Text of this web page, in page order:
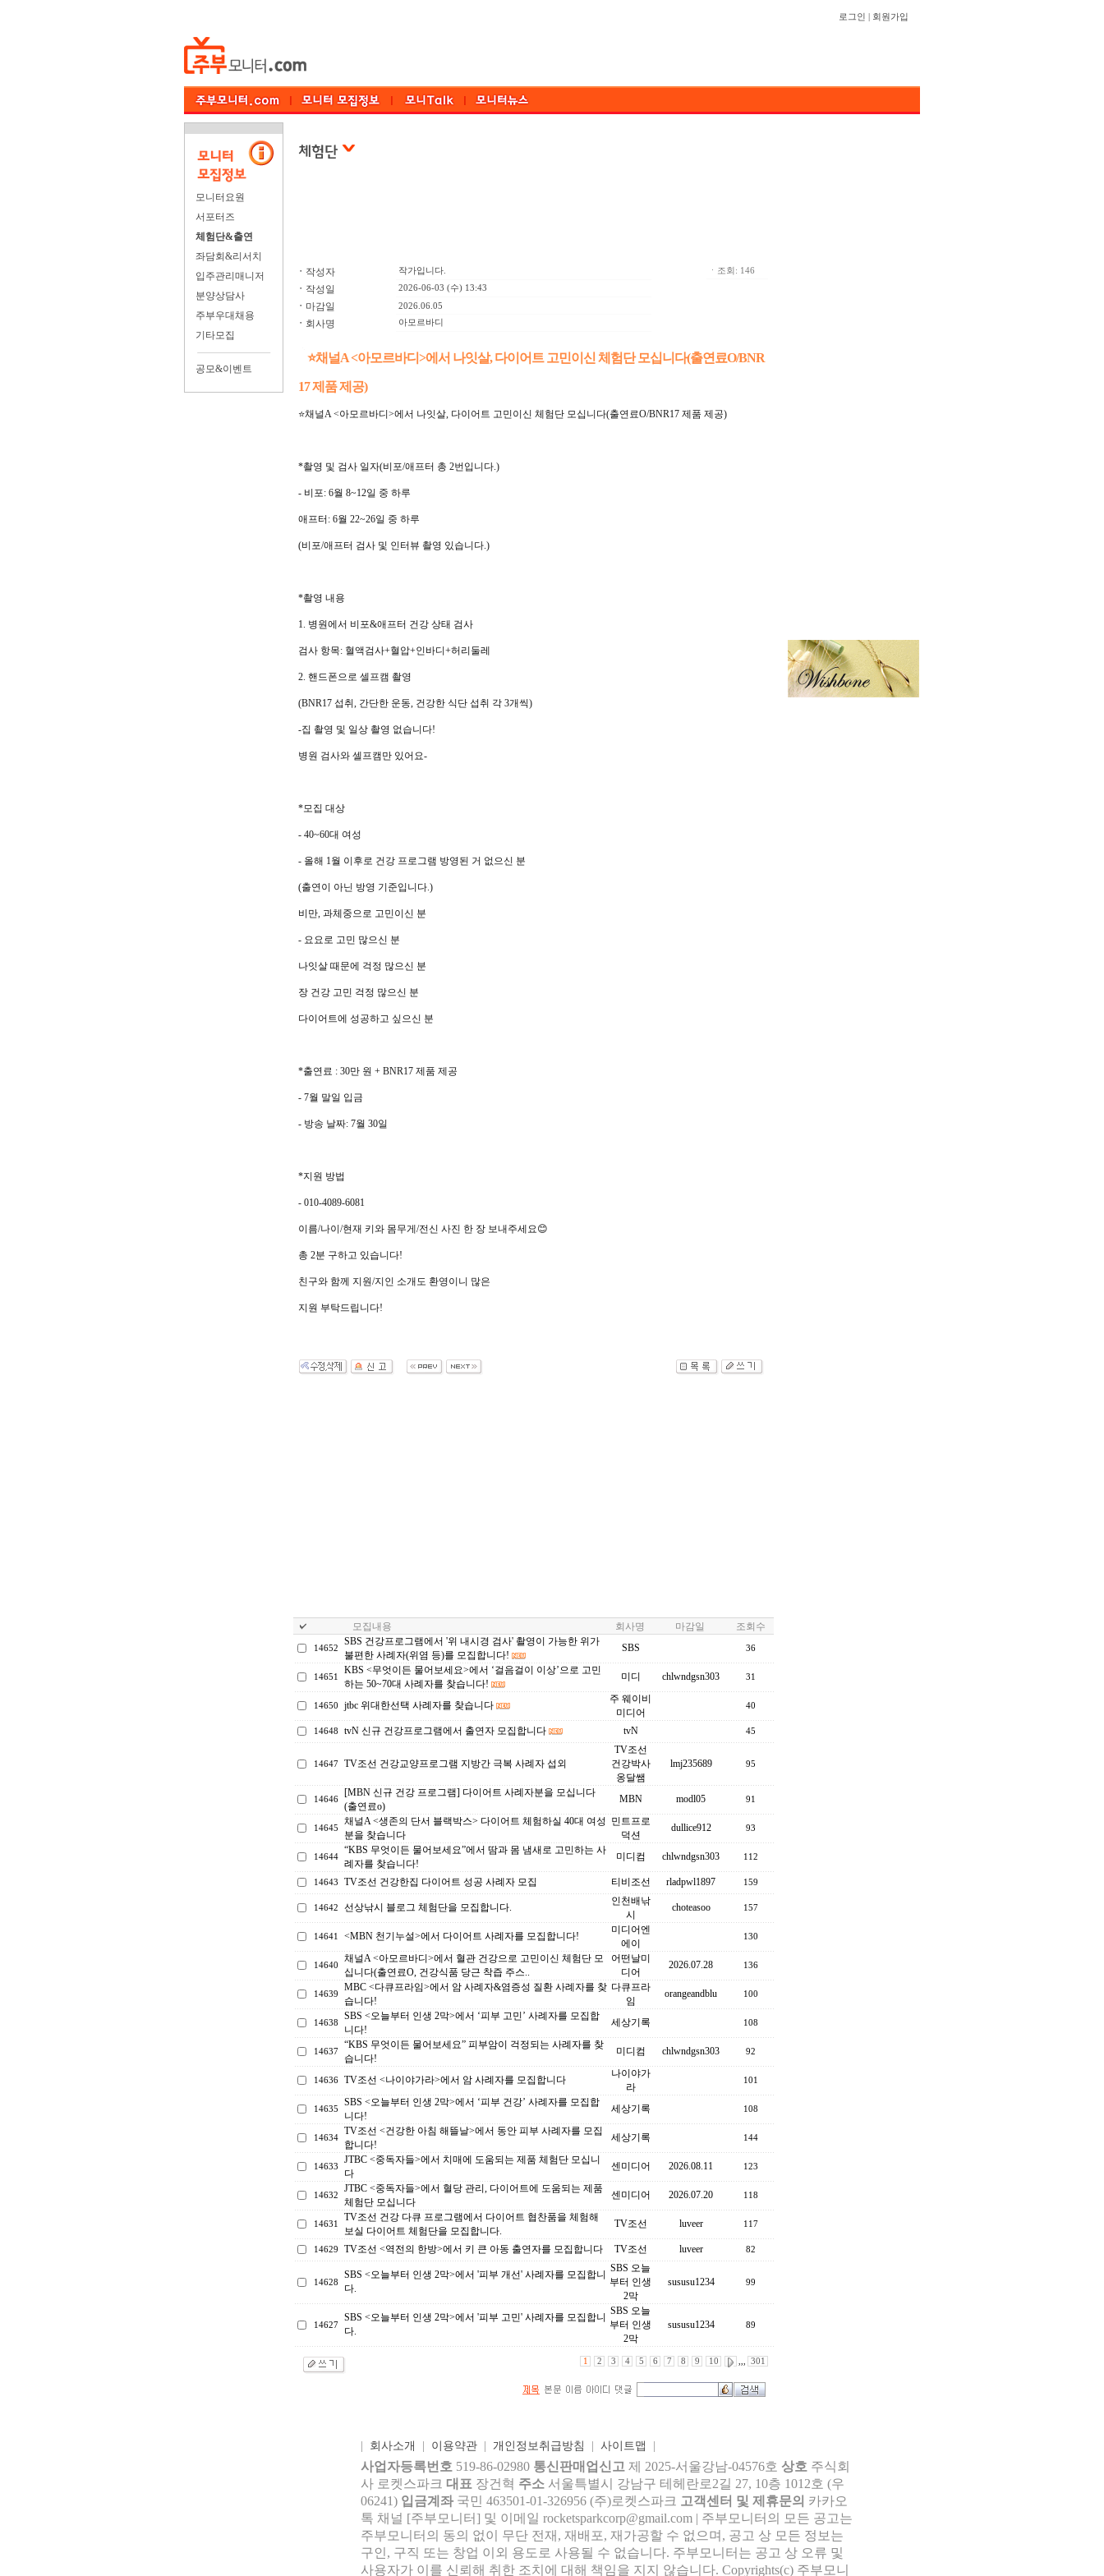
로그인 회원가입
모니터요원
서포터즈
체험단&출연
좌담회&리서치
입주관리매니저
분양상담사
주부우대채용
기타모집
공모&이벤트
ㆍ 작성자 작가입니다.
ㆍ 작성일 2026-06-03 (수) 13:43
ㆍ 마감일 2026.06.05
ㆍ 회사명 아모르바디
ㆍ조회: 146
⭐채널A <아모르바디>에서 나잇살, 다이어트 고민이신 체험단 모십니다(출연료O/BNR
17 제품 제공)
⭐채널A <아모르바디 >에서 나잇살, 다이어트 고민이신 체험단 모십니다(출연료O/BNR17 제품 제공)
*촬영 및 검사 일자(비포/애프터 총 2번입니다.)
- 비포: 6월 8~12일 중 하루
애프터 : 6월 22~26일 중 하루
(비포/애프터 검사 및 인터뷰 촬영 있습니다.)
*촬영 내용
1. 병원에서 비포&애프터 건강 상태 검사
검사 항목: 혈액검사+혈압+인바디 +허리둘레
2. 핸드폰으로 셀프캠 촬영
(BNR17 섭취 , 간단한 운동, 건강한 식단 섭취 각 3개씩)
-집 촬영 및 일상 촬영 없습니다!
병원 검사와 셀프캠만 있어요-
*모집 대상
- 40~60대 여성
- 올해 1월 이후로 건강 프로그램 방영된 거 없으신 분
(출연이 아닌 방영 기준입니다.)
비만, 과체중으로 고민이신 분
- 요요로 고민 많으신 분
나잇살 때문에 걱정 많으신 분
장 건강 고민 걱정 많으신 분
다이어트에 성공하고 싶으신 분
*출연료 : 30만 원 + BNR17 제품 제공
- 7월 말일 입금
- 방송 날짜: 7월 30일
*지원 방법
- 010-4089-6081
이름/나이 /현재 키와 몸무게 /전신 사진 한 장 보내주세요😊
총 2분 구하고 있습니다!
친구와 함께 지원/지인 소개도 환영이니 많은
지원 부탁드립니다!
모집내용 회사명 마감일 조회수
14652
SBS 건강프로그램에서 '위 내시경 검사' 촬영이 가능한 위가
불편한 사례자(위염 등)를 모집합니다!
SBS 36
14651
KBS <무엇이든 물어보세요>에서 ‘걸음걸이 이상’으로 고민
하는 50~70대 사례자를 찾습니다!
미디 chlwndgsn303 31
14650 jtbc 위대한선택 사례자를 찾습니다
주 웨이비
미디어
40
14648 tvN 신규 건강프로그램에서 출연자 모집합니다 tvN 45
14647 TV조선 건강교양프로그램 지방간 극복 사례자 섭외
TV조선
건강박사
옹달쌤
lmj235689 95
14646
[MBN 신규 건강 프로그램] 다이어트 사례자분을 모십니다
(출연료o)
MBN modl05 91
14645
채널A <생존의 단서 블랙박스> 다이어트 체험하실 40대 여성
분을 찾습니다
민트프로
덕션
dullice912 93
14644
“KBS 무엇이든 물어보세요”에서 땀과 몸 냄새로 고민하는 사
례자를 찾습니다!
미디컴 chlwndgsn303 112
14643 TV조선 건강한집 다이어트 성공 사례자 모집 티비조선 rladpwl1897 159
14642 선상낚시 블로그 체험단을 모집합니다.
인천배낚
시
choteasoo 157
14641 <MBN 천기누설>에서 다이어트 사례자를 모집합니다!
미디어엔
에이
130
14640
채널A <아모르바디>에서 혈관 건강으로 고민이신 체험단 모
십니다(출연료O, 건강식품 당근 착즙 주스..
어떤날미
디어
2026.07.28 136
14639
MBC <다큐프라임>에서 암 사례자&염증성 질환 사례자를 찾
습니다!
다큐프라
임
orangeandblu 100
14638
SBS <오늘부터 인생 2막>에서 ‘피부 고민’ 사례자를 모집합
니다!
세상기록 108
14637
“KBS 무엇이든 물어보세요” 피부암이 걱정되는 사례자를 찾
습니다!
미디컴 chlwndgsn303 92
14636 TV조선 <나이야가라>에서 암 사례자를 모집합니다
나이야가
라
101
14635
SBS <오늘부터 인생 2막>에서 ‘피부 건강’ 사례자를 모집합
니다!
세상기록 108
14634
TV조선 <건강한 아침 해뜰날>에서 동안 피부 사례자를 모집
합니다!
세상기록 144
14633
JTBC <중독자들>에서 치매에 도움되는 제품 체험단 모십니
다
센미디어 2026.08.11 123
14632
JTBC <중독자들>에서 혈당 관리, 다이어트에 도움되는 제품
체험단 모십니다
센미디어 2026.07.20 118
14631
TV조선 건강 다큐 프로그램에서 다이어트 협찬품을 체험해
보실 다이어트 체험단을 모집합니다.
TV조선 luveer 117
14629 TV조선 <역전의 한방>에서 키 큰 아동 출연자를 모집합니다 TV조선 luveer 82
14628
SBS <오늘부터 인생 2막>에서 '피부 개선' 사례자를 모집합니
다.
SBS 오늘
부터 인생
2막
sususu1234 99
14627
SBS <오늘부터 인생 2막>에서 '피부 고민' 사례자를 모집합니
다.
SBS 오늘
부터 인생
2막
sususu1234 89
1 2 3 4 5 6 7 8 9 10 ,,, 301
회사소개 이용약관| 개인정보취급방침 사이트맵
사업자등록번호 519-86-02980 통신판매업신고 제 2025-서울강남-04576호 상호 주식회
사 로켓스파크 대표 장건혁 주소 서울특별시 강남구 테헤란로2길 27, 10층 1012호 (우
06241) 입금계좌 국민 463501-01-326956 (주)로켓스파크 고객센터 및 제휴문의 카카오
톡 채널 [주부모니터] 및 이메일 rocketsparkcorp@gmail.com | 주부모니터의 모든 공고는
주부모니터의 동의 없이 무단 전재, 재배포, 재가공할 수 없으며, 공고 상 모든 정보는
구인, 구직 또는 창업 이외 용도로 사용될 수 없습니다. 주부모니터는 공고 상 오류 및
사용자가 이를 신뢰해 취한 조치에 대해 책임을 지지 않습니다. Copyrights(c) 주부모니